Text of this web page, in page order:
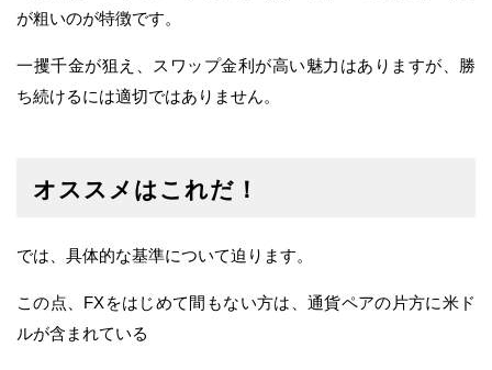
が粗いのが特徴です。
一攫千金が狙え、スワップ金利が高い魅力はありますが、勝
ち続けるには適切ではありません。
オススメはこれだ！
では、具体的な基準について迫ります。
この点、FXをはじめて間もない方は、通貨ペアの片方に米ド
ルが含まれている